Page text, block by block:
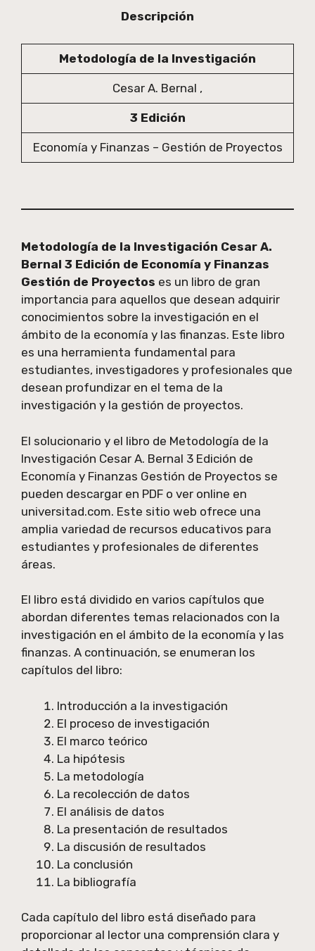
Descripción
Metodología de la Investigación
Cesar A. Bernal ,
3 Edición
Economía y Finanzas – Gestión de Proyectos
Metodología de la Investigación Cesar A.
Bernal 3 Edición de Economía y Finanzas
Gestión de Proyectos es un libro de gran
importancia para aquellos que desean adquirir
conocimientos sobre la investigación en el
ámbito de la economía y las finanzas. Este libro
es una herramienta fundamental para
estudiantes, investigadores y profesionales que
desean profundizar en el tema de la
investigación y la gestión de proyectos.
El solucionario y el libro de Metodología de la
Investigación Cesar A. Bernal 3 Edición de
Economía y Finanzas Gestión de Proyectos se
pueden descargar en PDF o ver online en
universitad.com. Este sitio web ofrece una
amplia variedad de recursos educativos para
estudiantes y profesionales de diferentes
áreas.
El libro está dividido en varios capítulos que
abordan diferentes temas relacionados con la
investigación en el ámbito de la economía y las
finanzas. A continuación, se enumeran los
capítulos del libro:
Introducción a la investigación
El proceso de investigación
El marco teórico
La hipótesis
La metodología
La recolección de datos
El análisis de datos
La presentación de resultados
La discusión de resultados
La conclusión
La bibliografía
Cada capítulo del libro está diseñado para
proporcionar al lector una comprensión clara y